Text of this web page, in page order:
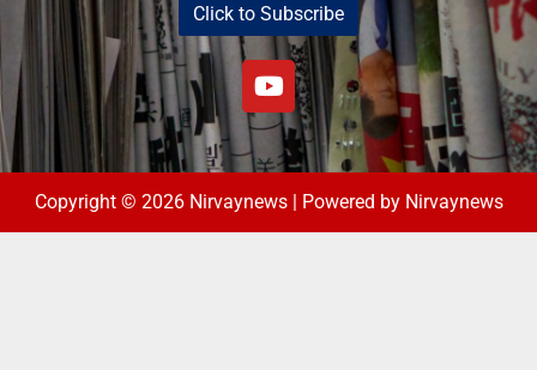
Click to Subscribe
Copyright © 2026 Nirvaynews | Powered by Nirvaynews